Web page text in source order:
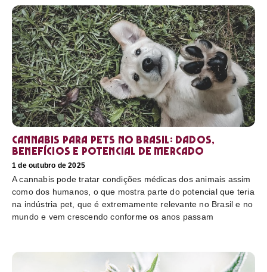
Cannabis para pets no Brasil: dados,
benefícios e potencial de mercado
1 de outubro de 2025
A cannabis pode tratar condições médicas dos animais assim
como dos humanos, o que mostra parte do potencial que teria
na indústria pet, que é extremamente relevante no Brasil e no
mundo e vem crescendo conforme os anos passam